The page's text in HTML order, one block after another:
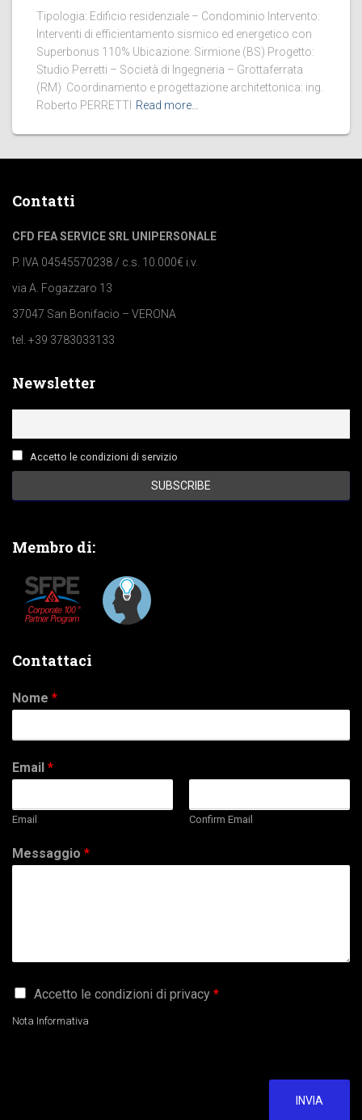
Tipologia: Edificio residenziale – Condominio Intervento:
Interventi di efficientamento sismico ed energetico con
Superbonus 110% Ubicazione: Sirmione (BS) Progetto:
Studio Perretti – Società di Ingegneria – Grottaferrata
(RM) Coordinamento e progettazione architettonica: ing.
Roberto PERRETTI Read more…
Contatti
CFD FEA SERVICE SRL UNIPERSONALE
P. IVA 04545570238 / c.s. 10.000€ i.v.
via A. Fogazzaro 13
37047 San Bonifacio – VERONA
tel. +39 3783033133
Newsletter
Accetto le condizioni di servizio
Membro di:
Contattaci
Nome *
Email *
Email Confirm Email
Messaggio *
G
P
Accetto le condizioni di privacy *
Nota Informativa
INVIA